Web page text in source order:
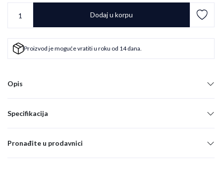
Dodaj u korpu
Proizvod je moguće vratiti u roku od 14 dana.
Opis
Specifikacija
Pronađite u prodavnici